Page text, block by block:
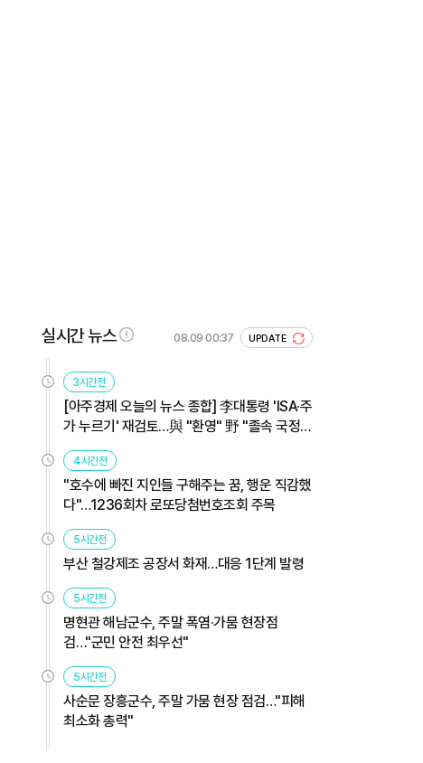
실시간 뉴스 08.09 00:37 UPDATE
3시간전
[아주경제 오늘의 뉴스 종합] 李대통령 'ISA·주
가 누르기' 재검토…與 "환영" 野 "졸속 국정"
外
4시간전
"호수에 빠진 지인들 구해주는 꿈, 행운 직감했
다"…1236회차 로또당첨번호조회 주목
5시간전
부산 철강제조 공장서 화재…대응 1단계 발령
5시간전
명현관 해남군수, 주말 폭염·가뭄 현장점
검…"군민 안전 최우선"
5시간전
사순문 장흥군수, 주말 가뭄 현장 점검…"피해
최소화 총력"